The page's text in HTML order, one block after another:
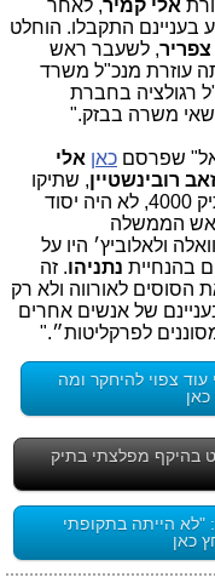
אלי קמיר, לאחר
התקבלו. הוחלט
צפריר, לשעבר ראש
עוזרת מנכ"ל משרד
רגולציה בחברת
משרה בבזק."
שפרסם כאן אלי
רובינשטיין, שתיקו
נסגר השבוע בתיק 4000: ״אין תיק, אין תיק 4000, לא היה יסוד
ראש הממשלה
ולאלוביץ׳ היו על
בהנחיית נתניהו. זה
הסוסים לאורווה ולא רק
של אנשים אחרים
לפרקליטות״."
בפרשת "תיק 4000": מי עוד צפוי להיחקר ומה
בהיקף מפלצתי בתיק
"לא הייתה בתקופתי
כאן